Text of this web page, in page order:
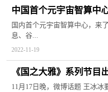
中国首个元宇宙智算中
的重要趋势
国内首个元宇宙智算中心，来
息、谷...
2022-11-19
《国之大雅》系列节目
月后即将回归
11月17日晚，微博话题 王冰